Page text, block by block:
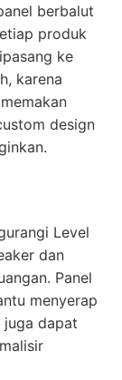
berbalut
produk
ke
karena
design
Level
dan
Panel
menyerap
juga dapat